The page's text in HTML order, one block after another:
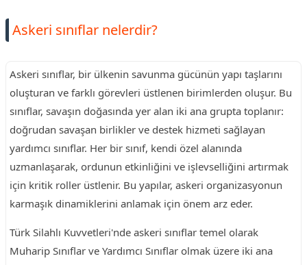
Askeri sınıflar nelerdir?
Askeri sınıflar, bir ülkenin savunma gücünün yapı taşlarını
oluşturan ve farklı görevleri üstlenen birimlerden oluşur. Bu
sınıflar, savaşın doğasında yer alan iki ana grupta toplanır:
doğrudan savaşan birlikler ve destek hizmeti sağlayan
yardımcı sınıflar. Her bir sınıf, kendi özel alanında
uzmanlaşarak, ordunun etkinliğini ve işlevselliğini artırmak
için kritik roller üstlenir. Bu yapılar, askeri organizasyonun
karmaşık dinamiklerini anlamak için önem arz eder.
Türk Silahlı Kuvvetleri'nde askeri sınıflar temel olarak
Muharip Sınıflar ve Yardımcı Sınıflar olmak üzere iki ana